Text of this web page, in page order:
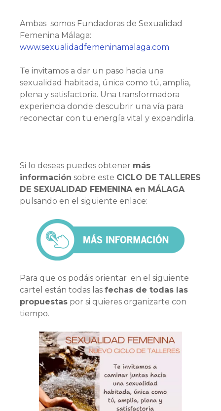
Ambas somos Fundadoras de Sexualidad
Femenina Málaga:
www.sexualidadfemeninamalaga.com
Te invitamos a dar un paso hacia una
sexualidad habitada, única como tú, amplia,
plena y satisfactoria. Una transformadora
experiencia donde descubrir una vía para
reconectar con tu energía vital y expandirla.
Si lo deseas puedes obtener más
información sobre este CICLO DE TALLERES
DE SEXUALIDAD FEMENINA en MÁLAGA
pulsando en el siguiente enlace:
Para que os podáis orientar en el siguiente
cartel están todas las fechas de todas las
propuestas por si quieres organizarte con
tiempo.